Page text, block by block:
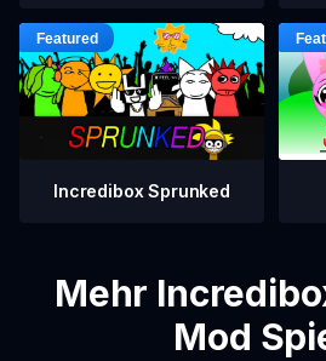
Incredibox Sprunked
Mehr
Mod